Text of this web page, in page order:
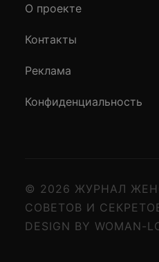
О проекте
Контакты
Реклама
Конфиденциальность
© 2026 ЖУРНАЛ
СОВЕТОВ И
DESIGN BY WOMAN-